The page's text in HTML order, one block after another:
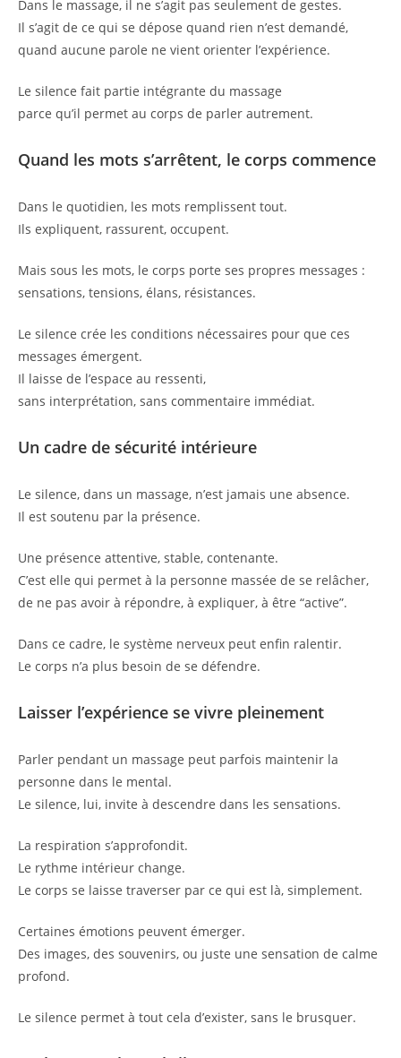
Dans le massage, il ne s’agit pas seulement de gestes.
Il s’agit de ce qui se dépose quand rien n’est demandé,
quand aucune parole ne vient orienter l’expérience.
Le silence fait partie intégrante du massage
parce qu’il permet au corps de parler autrement.
Quand les mots s’arrêtent, le corps commence
Dans le quotidien, les mots remplissent tout.
Ils expliquent, rassurent, occupent.
Mais sous les mots, le corps porte ses propres messages :
sensations, tensions, élans, résistances.
Le silence crée les conditions nécessaires pour que ces
messages émergent.
Il laisse de l’espace au ressenti,
sans interprétation, sans commentaire immédiat.
Un cadre de sécurité intérieure
Le silence, dans un massage, n’est jamais une absence.
Il est soutenu par la présence.
Une présence attentive, stable, contenante.
C’est elle qui permet à la personne massée de se relâcher,
de ne pas avoir à répondre, à expliquer, à être “active”.
Dans ce cadre, le système nerveux peut enfin ralentir.
Le corps n’a plus besoin de se défendre.
Laisser l’expérience se vivre pleinement
Parler pendant un massage peut parfois maintenir la
personne dans le mental.
Le silence, lui, invite à descendre dans les sensations.
La respiration s’approfondit.
Le rythme intérieur change.
Le corps se laisse traverser par ce qui est là, simplement.
Certaines émotions peuvent émerger.
Des images, des souvenirs, ou juste une sensation de calme
profond.
Le silence permet à tout cela d’exister, sans le brusquer.